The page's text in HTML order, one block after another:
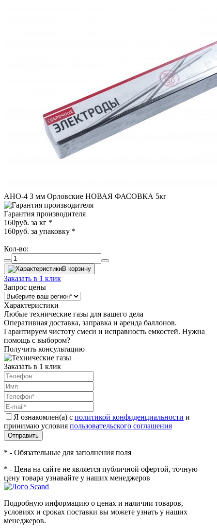
АНО-4 3 мм Орловские НОВАЯ ФАСОВКА 5кг
Гарантия производителя
160руб. за кг *
160руб. за упаковку *
Кол-во:
В корзину
Заказать в 1 клик
Запрос цены
Характеристики
Любые технические газы для вашего дела
Оперативная доставка, заправка и аренда баллонов.
Гарантируем чистоту смеси и исправность емкостей. Нужна
помощь с выбором?
Получить консультацию
Заказать в 1 клик
Я ознакомлен(а) с политикой конфиденциальности и
принимаю условия пользовательского соглашения
Отправить
* - Обязательные для заполнения поля
* - Цена на сайте не является публичной офертой, точную
цену товара узнавайте у наших менеджеров
Подробную информацию о ценах и наличии товаров,
условиях и сроках поставки вы можете узнать у наших
менеджеров.